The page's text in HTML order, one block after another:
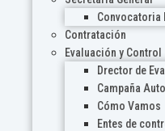
Convocatoria
Contratación
Evaluación y Control
Drector de
Campaña
Cómo Vamos
Entes de